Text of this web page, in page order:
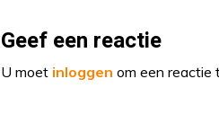
Geef een reactie
U moet inloggen om een reactie